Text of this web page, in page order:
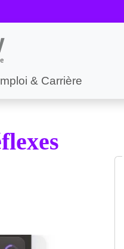
& Carrière